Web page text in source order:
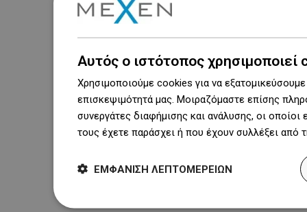
Αυτός ο ιστότοπος χρησιμοποιεί
Χρησιμοποιούμε cookies για να
επισκεψιμότητά μας. Μοιραζόμαστε επίσης
συνεργάτες διαφήμισης και ανάλυσης, οι
τους έχετε παράσχει ή που έχουν συλλέξει
ΕΜΦΆΝΙΣΗ ΛΕΠΤΟΜΕΡΕΙΏΝ